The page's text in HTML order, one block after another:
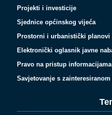
Projekti i investicije
Sjednice općinskog vijeća
Prostorni i urbanistički planovi
Elektronički oglasnik javne
Pravo na pristup informacijama
Savjetovanje s